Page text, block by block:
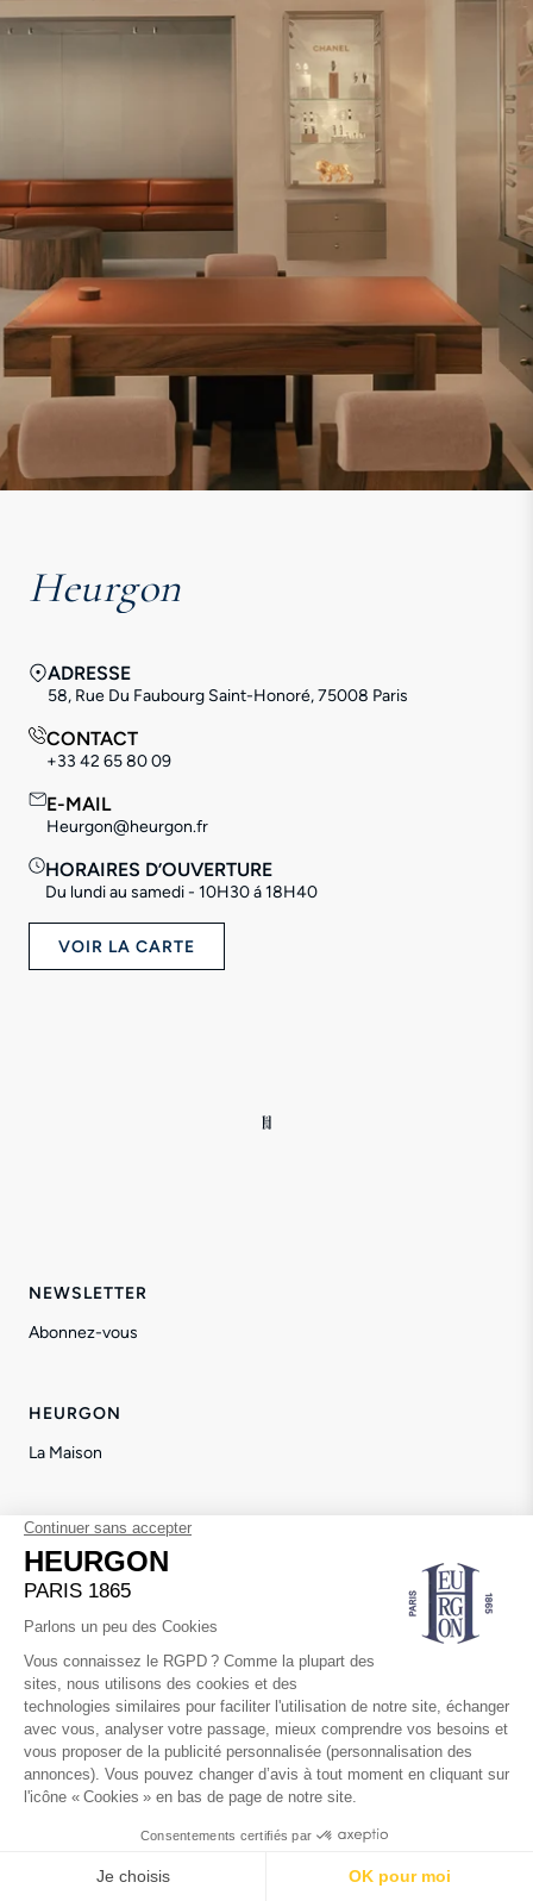
Heurgon
ADRESSE
58, Rue Du Faubourg Saint-Honoré, 75008 Paris
CONTACT
+33 42 65 80 09
E-MAIL
Heurgon@heurgon.fr
HORAIRES D’OUVERTURE
Du lundi au samedi - 10H30 á 18H40
VOIR LA CARTE
NEWSLETTER
Abonnez-vous
HEURGON
La Maison
AIDE
Transport & Livraison
Service client
INFORMATIONS LÉGALES
Données Personnelles
Conditions Générales de Vente
SUIVEZ-NOUS